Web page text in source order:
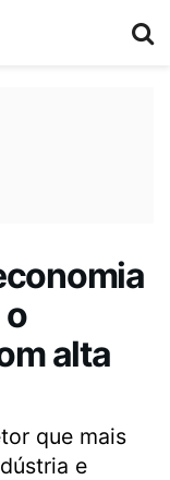
alta
que mais
e